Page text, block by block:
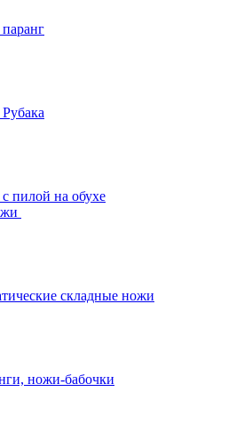
пилой на обухе
складные ножи
ножи-бабочки